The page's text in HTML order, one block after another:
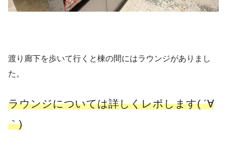
渡り廊下を歩いて行くと棟の間にはラウンジがありまし
た。
ラウンジについては詳しくレポします( ´∀
｀)